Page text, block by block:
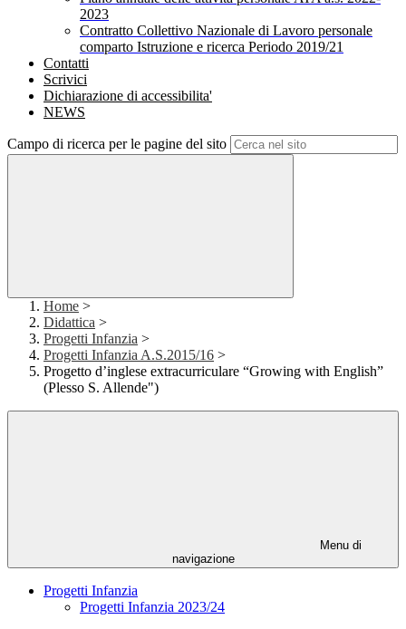
2023
Contratto Collettivo Nazionale di Lavoro personale
comparto Istruzione e ricerca Periodo 2019/21
Contatti
Scrivici
Dichiarazione di accessibilita'
NEWS
Campo di ricerca per le pagine del sito
Home >
Didattica >
Progetti Infanzia >
Progetti Infanzia A.S.2015/16 >
Progetto d’inglese extracurriculare “Growing with English”
(Plesso S. Allende")
Menu di
navigazione
Progetti Infanzia
Progetti Infanzia 2023/24